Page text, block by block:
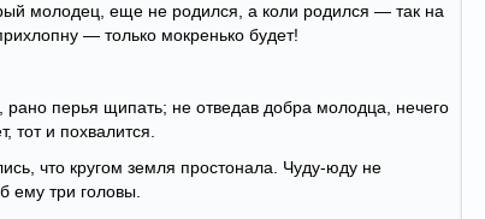
молодец, еще не родился, а коли родился — так на
— только мокренько будет!
перья щипать; не отведав добра молодца, нечего
тот и похвалится.
что кругом земля простонала. Чуду-юду не
ему три головы.